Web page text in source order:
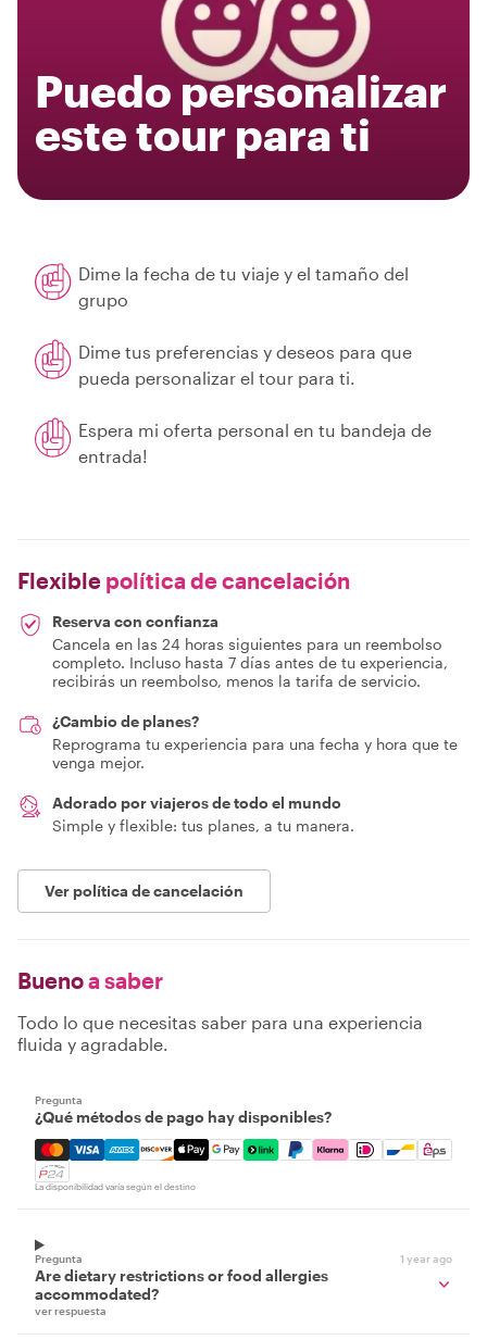
Puedo personalizar
este tour para ti
Dime la fecha de tu viaje y el tamaño del
grupo
Dime tus preferencias y deseos para que
pueda personalizar el tour para ti.
Espera mi oferta personal en tu bandeja de
entrada!
Flexible política de cancelación
Reserva con confianza
Cancela en las 24 horas siguientes para un reembolso
completo. Incluso hasta 7 días antes de tu experiencia,
recibirás un reembolso, menos la tarifa de servicio.
¿Cambio de planes?
Reprograma tu experiencia para una fecha y hora que te
venga mejor.
Adorado por viajeros de todo el mundo
Simple y flexible: tus planes, a tu manera.
Ver política de cancelación
Buenoa saber
Todo lo que necesitas saber para una experiencia
fluida y agradable.
Pregunta
¿Qué métodos de pago hay disponibles?
Mastercard, Visa, Amex, Discover, Apple Pay, Google
La disponibilidad varía según el destino
Pregunta 1 year ago
Are dietary restrictions or food allergies
accommodated?
ver respuesta